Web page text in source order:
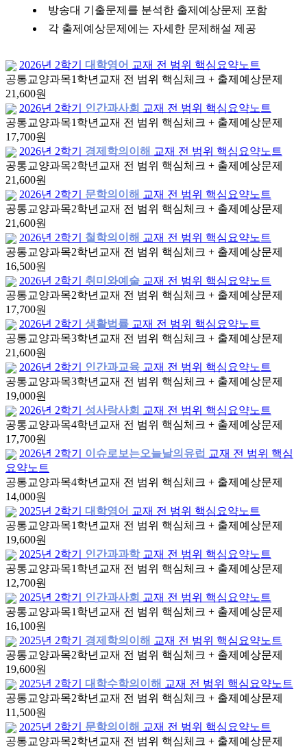
방송대 기출문제를 분석한 출제예상문제 포함
각 출제예상문제에는 자세한 문제해설 제공
2026년 2학기 대학영어 교재 전 범위 핵심요약노트
공통교양과목1학년 교재 전 범위 핵심체크 + 출제예상문제
21,600원
2026년 2학기
인간과사회 교재 전 범위 핵심요약노트
공통교양과목1학년 교재 전 범위 핵심체크 + 출제예상문제
17,700원
2026년 2학기
경제학의이해 교재 전 범위 핵심요약노트
공통교양과목2학년 교재 전 범위 핵심체크 + 출제예상문제
21,600원
2026년 2학기
문학의이해 교재 전 범위 핵심요약노트
공통교양과목2학년 교재 전 범위 핵심체크 + 출제예상문제
21,600원
2026년 2학기
철학의이해 교재 전 범위 핵심요약노트
공통교양과목2학년 교재 전 범위 핵심체크 + 출제예상문제
16,500원
2026년 2학기
취미와예술 교재 전 범위 핵심요약노트
공통교양과목2학년 교재 전 범위 핵심체크 + 출제예상문제
17,700원
2026년 2학기
생활법률 교재 전 범위 핵심요약노트
공통교양과목3학년 교재 전 범위 핵심체크 + 출제예상문제
21,600원
2026년 2학기
인간과교육 교재 전 범위 핵심요약노트
공통교양과목3학년 교재 전 범위 핵심체크 + 출제예상문제
19,000원
2026년 2학기
성사랑사회 교재 전 범위 핵심요약노트
공통교양과목4학년 교재 전 범위 핵심체크 + 출제예상문제
17,700원
2026년 2학기
이슈로보는오늘날의유럽 교재 전 범위 핵심
요약노트
공통교양과목4학년 교재 전 범위 핵심체크 + 출제예상문제
14,000원
2025년 2학기
대학영어 교재 전 범위 핵심요약노트
공통교양과목1학년 교재 전 범위 핵심체크 + 출제예상문제
19,600원
2025년 2학기
인간과과학 교재 전 범위 핵심요약노트
공통교양과목1학년 교재 전 범위 핵심체크 + 출제예상문제
12,700원
2025년 2학기
인간과사회 교재 전 범위 핵심요약노트
공통교양과목1학년 교재 전 범위 핵심체크 + 출제예상문제
16,100원
2025년 2학기
경제학의이해 교재 전 범위 핵심요약노트
공통교양과목2학년 교재 전 범위 핵심체크 + 출제예상문제
19,600원
2025년 2학기
대학수학의이해 교재 전 범위 핵심요약노트
공통교양과목2학년 교재 전 범위 핵심체크 + 출제예상문제
11,500원
2025년 2학기
문학의이해 교재 전 범위 핵심요약노트
공통교양과목2학년 교재 전 범위 핵심체크 + 출제예상문제